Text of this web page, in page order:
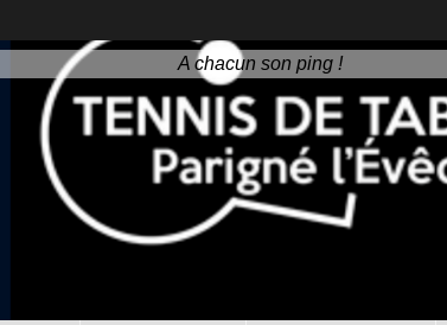
A chacun son ping !